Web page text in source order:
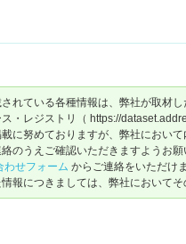
れている各種情報は、弊社が取材
・レジストリ（ https://
に努めておりますが、弊社におい
のうえご確認いただきますようお
わせフォーム からご連絡をいただけ
報につきましては、弊社において